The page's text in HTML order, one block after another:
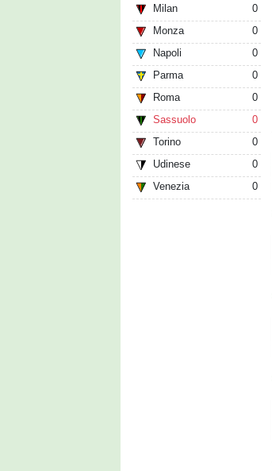
Milan
0
Monza
0
Napoli
0
Parma
0
Roma
0
Sassuolo
0
Torino
0
Udinese
0
Venezia
0